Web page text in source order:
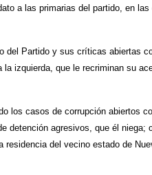
a las primarias del partido, en las
del Partido y sus críticas abiertas
izquierda, que le recriminan su
los casos de corrupción abiertos
detención agresivos, que él niega;
residencia del vecino estado de